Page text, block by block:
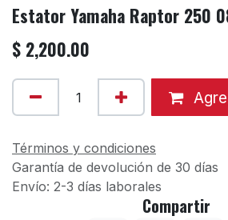
Estator Yamaha Raptor 250
$ 2,200.00
Términos y condiciones
Garantía de devolución de 30 días
Envío: 2-3 días laborales
Compartir